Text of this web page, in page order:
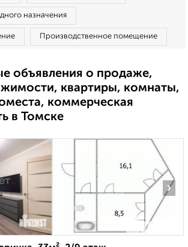
назначения
Производственное помещение
объявления о продаже,
квартиры, комнаты,
коммерческая
в Томске
›